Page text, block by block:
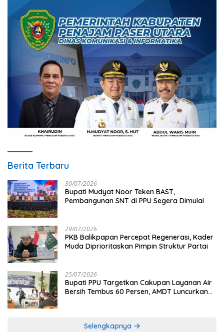
Berita Terbaru
30/07/2026
Bupati Mudyat Noor Teken BAST,
Pembangunan SNT di PPU Segera Dimulai
29/07/2026
PKB Balikpapan Percepat Regenerasi, Kader
Muda Diprioritaskan Pimpin Struktur Partai
25/07/2026
Bupati PPU Targetkan Cakupan Layanan Air
Bersih Tembus 60 Persen, AMDT Luncurkan
Selengkapnya